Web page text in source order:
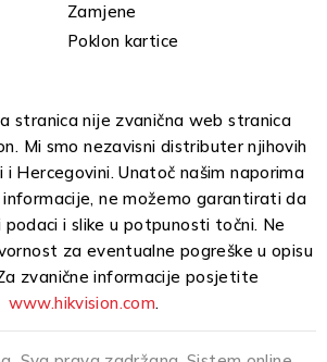
Zamjene
Poklon kartice
stranica nije zvanična web stranica
Mi smo nezavisni distributer njihovih
i Hercegovini. Unatoč našim naporima
ne možemo garantirati da
podaci i slike u potpunosti točni. Ne
za eventualne pogreške u opisu
zvanične informacije posjetite
www.hikvision.com.